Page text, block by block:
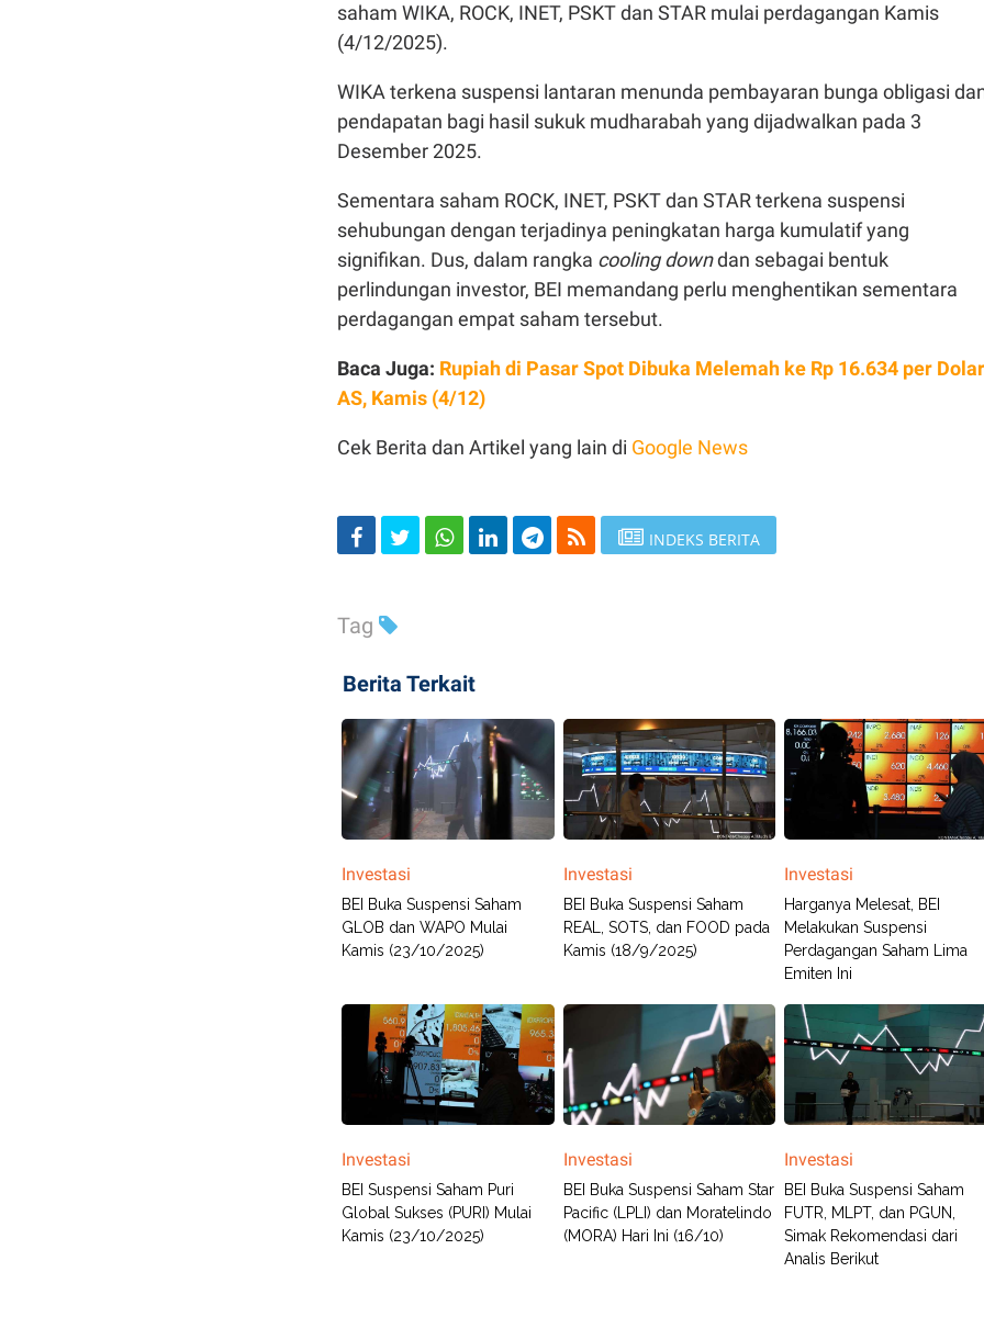
saham WIKA, ROCK, INET, PSKT dan STAR mulai perdagangan Kamis
(4/12/2025).
WIKA terkena suspensi lantaran menunda pembayaran bunga obligasi
pendapatan bagi hasil sukuk mudharabah yang dijadwalkan pada 3
Desember 2025.
Sementara saham ROCK, INET, PSKT dan STAR terkena suspensi
sehubungan dengan terjadinya peningkatan harga kumulatif yang
signifikan. Dus, dalam rangka cooling downdan sebagai bentuk
perlindungan investor, BEI memandang perlu menghentikan sementara
perdagangan empat saham tersebut.
Baca Juga: Rupiah di Pasar Spot Dibuka Melemah ke Rp 16.634 per Dolar
AS, Kamis (4/12)
Cek Berita dan Artikel yang lain di Google News
INDEKS BERITA
Tag
Berita Terkait
Investasi
BEI Buka Suspensi Saham
GLOB dan WAPO Mulai
Kamis (23/10/2025)
Investasi
BEI Buka Suspensi Saham
REAL, SOTS, dan FOOD pada
Kamis (18/9/2025)
Investasi
Harganya Melesat, BEI
Melakukan Suspensi
Perdagangan Saham Lima
Emiten Ini
Investasi
BEI Suspensi Saham Puri
Global Sukses (PURI) Mulai
Kamis (23/10/2025)
Investasi
BEI Buka Suspensi Saham Star
Pacific (LPLI) dan Moratelindo
(MORA) Hari Ini (16/10)
Investasi
BEI Buka Suspensi Saham
FUTR, MLPT, dan PGUN,
Simak Rekomendasi dari
Analis Berikut